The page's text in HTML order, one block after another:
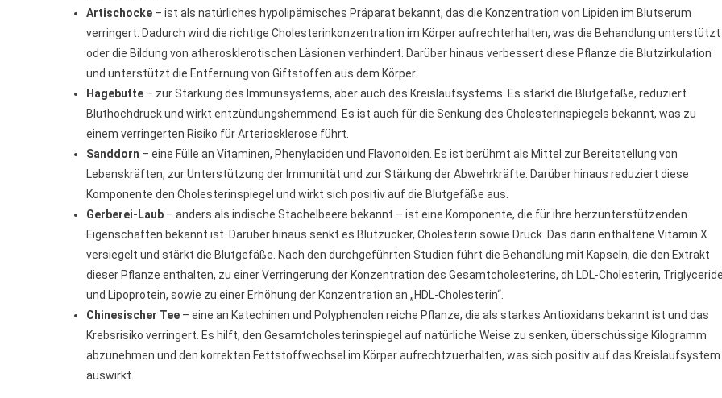
Artischocke – ist als natürliches hypolipämisches Präparat bekannt, das die Konzentration von Lipiden im Blutserum
verringert. Dadurch wird die richtige Cholesterinkonzentration im Körper aufrechterhalten, was die Behandlung unterstützt
oder die Bildung von atherosklerotischen Läsionen verhindert. Darüber hinaus verbessert diese Pflanze die Blutzirkulation
und unterstützt die Entfernung von Giftstoffen aus dem Körper.
Hagebutte – zur Stärkung des Immunsystems, aber auch des Kreislaufsystems. Es stärkt die Blutgefäße, reduziert
Bluthochdruck und wirkt entzündungshemmend. Es ist auch für die Senkung des Cholesterinspiegels bekannt, was zu
einem verringerten Risiko für Arteriosklerose führt.
Sanddorn – eine Fülle an Vitaminen, Phenylaciden und Flavonoiden. Es ist berühmt als Mittel zur Bereitstellung von
Lebenskräften, zur Unterstützung der Immunität und zur Stärkung der Abwehrkräfte. Darüber hinaus reduziert diese
Komponente den Cholesterinspiegel und wirkt sich positiv auf die Blutgefäße aus.
Gerberei-Laub – anders als indische Stachelbeere bekannt – ist eine Komponente, die für ihre herzunterstützenden
Eigenschaften bekannt ist. Darüber hinaus senkt es Blutzucker, Cholesterin sowie Druck. Das darin enthaltene Vitamin X
versiegelt und stärkt die Blutgefäße. Nach den durchgeführten Studien führt die Behandlung mit Kapseln, die den Extrakt
dieser Pflanze enthalten, zu einer Verringerung der Konzentration des Gesamtcholesterins, dh LDL-Cholesterin,
und Lipoprotein, sowie zu einer Erhöhung der Konzentration an „HDL-Cholesterin“.
Chinesischer Tee – eine an Katechinen und Polyphenolen reiche Pflanze, die als starkes Antioxidans bekannt ist und das
Krebsrisiko verringert. Es hilft, den Gesamtcholesterinspiegel auf natürliche Weise zu senken, überschüssige Kilogramm
abzunehmen und den korrekten Fettstoffwechsel im Körper aufrechtzuerhalten, was sich positiv auf das Kreislaufsystem
auswirkt.